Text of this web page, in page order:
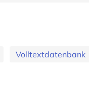
Volltextdatenbank